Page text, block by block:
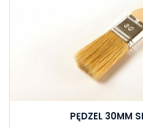
PĘDZEL 30MM